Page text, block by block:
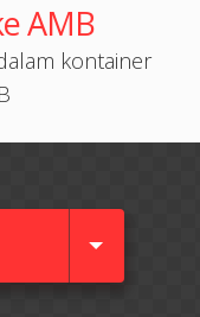
AMB
kontainer